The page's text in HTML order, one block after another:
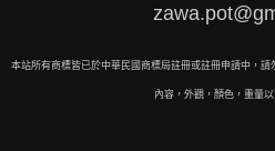
本站所有商標皆已於中華民國商標局註冊或註冊申請中，
內容，外觀，顏色，重量